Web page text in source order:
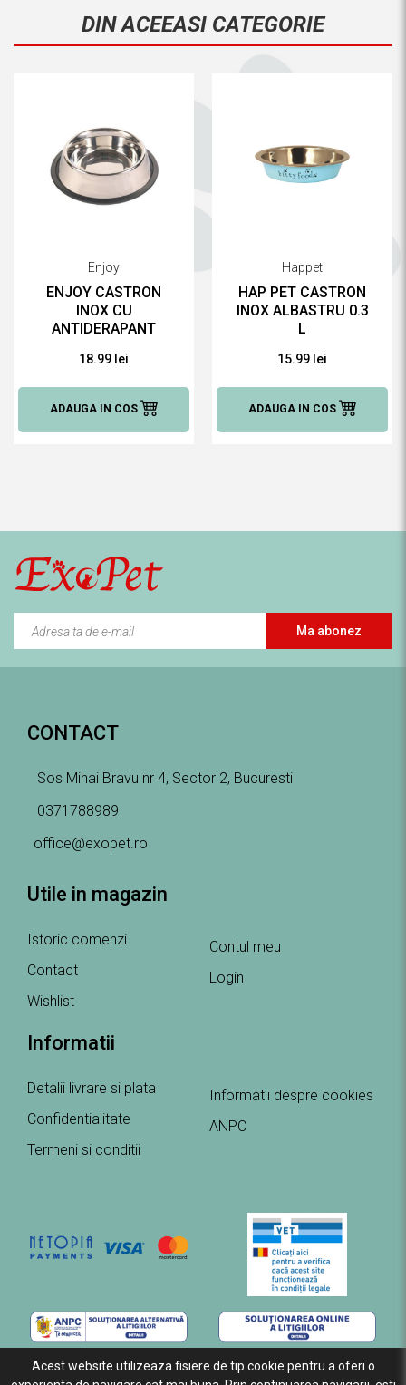
DIN ACEEASI CATEGORIE
Enjoy
ENJOY CASTRON
INOX CU
ANTIDERAPANT
18.99 lei
ADAUGA IN COS
Happet
HAP PET CASTRON
INOX ALBASTRU 0.3
L
15.99 lei
ADAUGA IN COS
Ma abonez
Acest website utilizeaza fisiere de tip cookie pentru a oferi o
CONTACT
Sos Mihai Bravu nr 4, Sector 2, Bucuresti
0371788989
office@exopet.ro
Utile in magazin
Istoric comenzi
Contact
Wishlist
Contul meu
Login
Informatii
Detalii livrare si plata
Confidentialitate
Termeni si conditii
Informatii despre cookies
ANPC